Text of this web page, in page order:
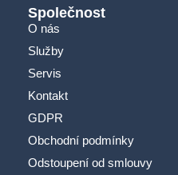
Společnost
O nás
Služby
Servis
Kontakt
GDPR
Obchodní podmínky
Odstoupení od smlouvy